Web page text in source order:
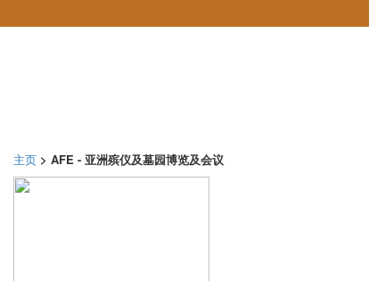
主页 > AFE - 亚洲殡仪及墓园博览及会议